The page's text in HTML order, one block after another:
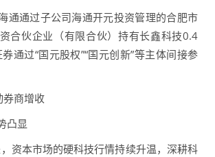
通过子公司海通开元投资管理的合肥市
合伙企业（有限合伙）持有长鑫科技0.4
通过“国元股权”“国元创新”等主体间接参
商增收
显
本市场的硬科技行情持续升温，深耕科